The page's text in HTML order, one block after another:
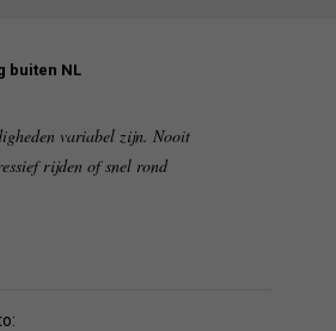
buiten NL
variabel zijn. Nooit
rijden of snel rond